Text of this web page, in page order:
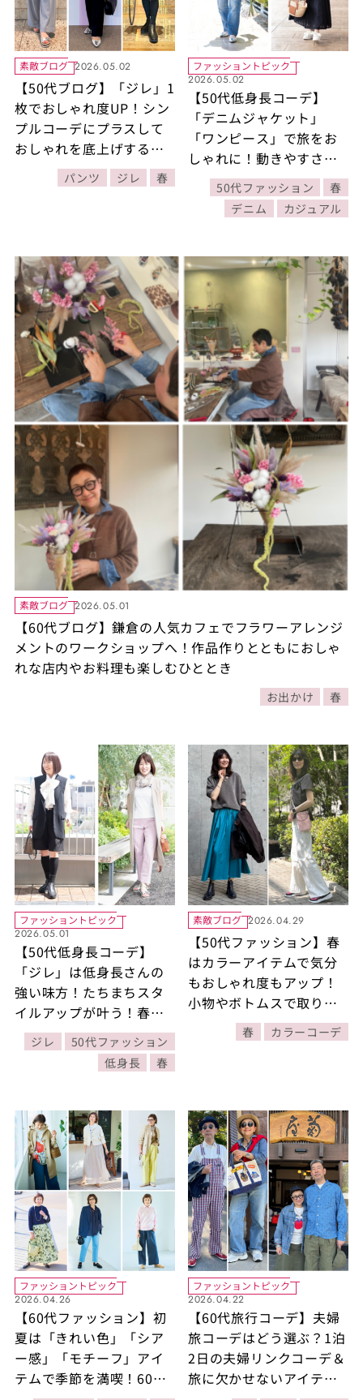
素敵ブログ 2026.05.02
【50代ブログ】「ジレ」1
枚でおしゃれ度UP！シン
プルコーデにプラスして
おしゃれを底上げするジ
レの着こなし3選
パンツ ジレ 春
ファッショントピック
2026.05.02
【50代低身長コーデ】
「デニムジャケット」
「ワンピース」で旅をお
しゃれに！動きやすさと
きれいめを両立する、大
人なリラックスコーデ【6
日間コーデDay5・Day6】
50代ファッション
春
デニム
カジュアル
素敵ブログ 2026.05.01
【60代ブログ】鎌倉の人気カフェでフラワーアレンジ
メントのワークショップへ！作品作りとともにおしゃ
れな店内やお料理も楽しむひととき
お出かけ 春
ファッショントピック
2026.05.01
【50代低身長コーデ】
「ジレ」は低身長さんの
強い味方！たちまちスタ
イルアップが叶う！春の
お出かけコーデ2選【6日
間コーデDay3・Day4】
ジレ
50代ファッション
低身長
春
素敵ブログ 2026.04.29
【50代ファッション】春
はカラーアイテムで気分
もおしゃれ度もアップ！
小物やボトムスで取り入
れやすいカラーコーデ2選
春 カラーコーデ
ファッショントピック
2026.04.26
【60代ファッション】初
夏は「きれい色」「シア
ー感」「モチーフ」アイ
テムで季節を満喫！60代
ファッショントピック
2026.04.22
【60代旅行コーデ】夫婦
旅コーデはどう選ぶ？1泊
2日の夫婦リンクコーデ＆
旅に欠かせないアイテム4